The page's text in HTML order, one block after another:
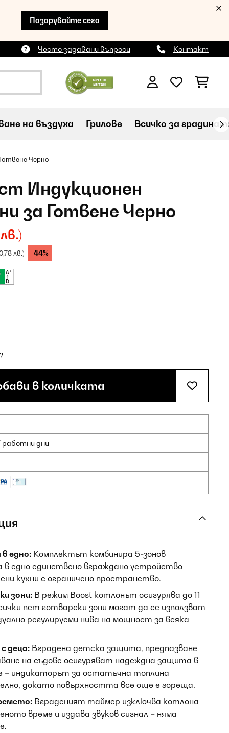
Пазарувайте сега
Често задавани въпроси Контакт
на въздуха Грилове Всичко за
Черно
Индукционен
за Готвене Черно
лв.) -44%
в количката
работни дни
едно: Комплектът комбинира 5-зонов
в едно единствено вграждано устройство –
кухни с ограничено пространство.
зони: В режим Boost котлонът осигурява до 11
пет готварски зони могат да се използват
регулируеми нива на мощност за всяка
деца: Вградена детска защита, предпазване
на съдове осигуряват надеждна защита в
– индикаторът за остатъчна топлина
докато повърхността все още е гореща.
Вграденият таймер изключва котлона
време и издава звуков сигнал – няма